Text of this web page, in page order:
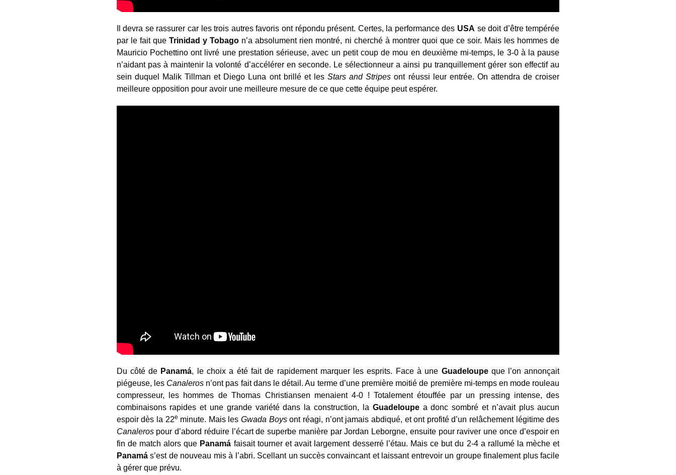
Il devra se rassurer car les trois autres favoris ont répondu présent. Certes, la performance des USA se doit d’être tempérée
par le fait que Trinidad y Tobago n’a absolument rien montré, ni cherché à montrer quoi que ce soir. Mais les hommes de
Mauricio Pochettino ont livré une prestation sérieuse, avec un petit coup de mou en deuxième mi-temps, le 3-0 à la pause
n’aidant pas à maintenir la volonté d’accélérer en seconde. Le sélectionneur a ainsi pu tranquillement gérer son effectif au
sein duquel Malik Tillman et Diego Luna ont brillé et lesStars and Stripes ont réussi leur entrée. On attendra de croiser
meilleure opposition pour avoir une meilleure mesure de ce que cette équipe peut espérer.
Du côté de Panamá, le choix a été fait de rapidement marquer les esprits. Face à une Guadeloupeque l’on annonçait
piégeuse, les Canaleros n’ont pas fait dans le détail. Au terme d’une première moitié de première mi-temps en mode rouleau
compresseur, les hommes de Thomas Christiansen menaient 4-0 ! Totalement étouffée par un pressing intense, des
combinaisons rapides et une grande variété dans la construction, la Guadeloupea donc sombré et n’avait plus aucun
espoir dès la 22e minute. Mais lesGwada Boysont réagi, n’ont jamais abdiqué, et ont profité d’un relâchement légitime des
Canalerospour d’abord réduire l’écart de superbe manière par Jordan Leborgne, ensuite pour raviver une once d’espoir en
fin de match alors que Panamá faisait tourner et avait largement desserré l’étau. Mais ce but du 2-4 a rallumé la mèche et
Panamás’est de nouveau mis à l’abri. Scellant un succès convaincant et laissant entrevoir un groupe finalement plus facile
à gérer que prévu.